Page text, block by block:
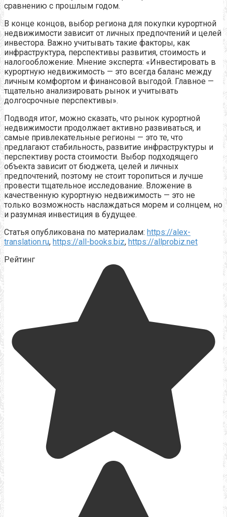
сравнению с прошлым годом.
В конце концов, выбор региона для покупки курортной
недвижимости зависит от личных предпочтений и целей
инвестора. Важно учитывать такие факторы, как
инфраструктура, перспективы развития, стоимость и
налогообложение. Мнение эксперта: «Инвестировать в
курортную недвижимость — это всегда баланс между
личным комфортом и финансовой выгодой. Главное —
тщательно анализировать рынок и учитывать
долгосрочные перспективы».
Подводя итог, можно сказать, что рынок курортной
недвижимости продолжает активно развиваться, и
самые привлекательные регионы — это те, что
предлагают стабильность, развитие инфраструктуры и
перспективу роста стоимости. Выбор подходящего
объекта зависит от бюджета, целей и личных
предпочтений, поэтому не стоит торопиться и лучше
провести тщательное исследование. Вложение в
качественную курортную недвижимость — это не
только возможность наслаждаться морем и солнцем, но
и разумная инвестиция в будущее.
Статья опубликована по материалам: https://alex-
translation.ru, https://all-books.biz, https://allprobiz.net
Рейтинг